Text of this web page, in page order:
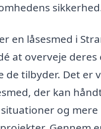
en låsesmed i
at overveje deres
de tilbyder. Det er
der kan
og mere